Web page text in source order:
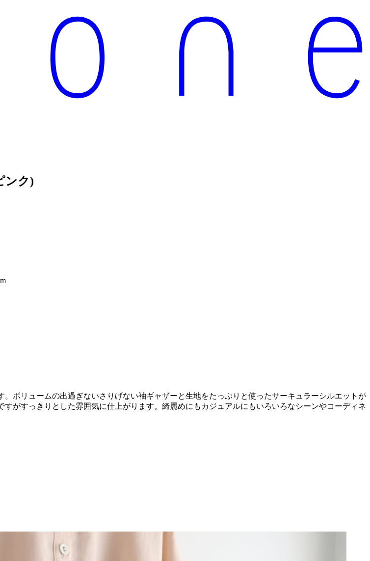
ンク)
ボリュームの出過ぎないさりげない袖ギャザーと生地をたっぷりと使ったサーキュラーシルエットが
がすっきりとした雰囲気に仕上がります。綺麗めにもカジュアルにもいろいろなシーンやコーディネ